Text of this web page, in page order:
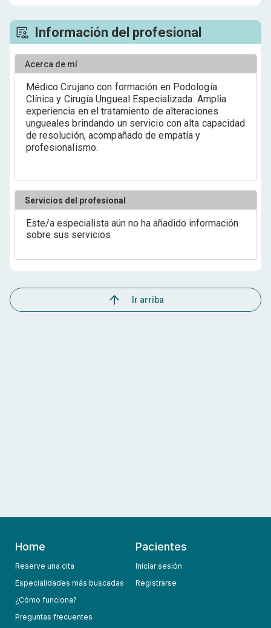
Información del profesional
Acerca de mí
Médico Cirujano con formación en Podología
Clínica y Cirugía Ungueal Especializada. Amplia
experiencia en el tratamiento de alteraciones
ungueales brindando un servicio con alta capacidad
de resolución, acompañado de empatía y
profesionalismo.
Servicios del profesional
Este/a especialista aún no ha añadido información
sobre sus servicios
Ir arriba
Home
Reserve una cita
Especialidades más buscadas
¿Cómo funciona?
Preguntas frecuentes
Pacientes
Iniciar sesión
Registrarse